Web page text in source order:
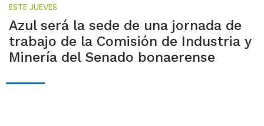
ESTE JUEVES
Azul será la sede de una jornada de
trabajo de la Comisión de Industria y
Minería del Senado bonaerense